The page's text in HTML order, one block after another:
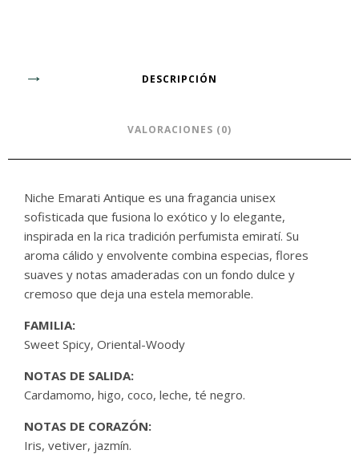
DESCRIPCIÓN
VALORACIONES (0)
Niche Emarati Antique es una fragancia unisex
sofisticada que fusiona lo exótico y lo elegante,
inspirada en la rica tradición perfumista emiratí. Su
aroma cálido y envolvente combina especias, flores
suaves y notas amaderadas con un fondo dulce y
cremoso que deja una estela memorable.
FAMILIA:
Sweet Spicy, Oriental-Woody
NOTAS DE SALIDA:
Cardamomo, higo, coco, leche, té negro.
NOTAS DE CORAZÓN:
Iris, vetiver, jazmín.